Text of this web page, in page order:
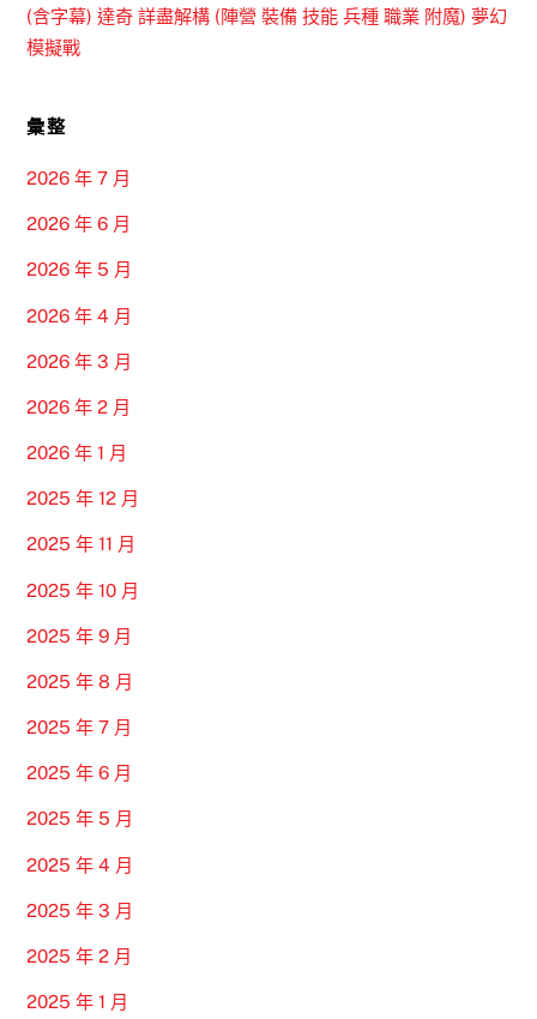
(含字幕) 達奇 詳盡解構 (陣營 裝備 技能 兵種 職業 附魔) 夢幻
模擬戰
彙整
2026 年 7 月
2026 年 6 月
2026 年 5 月
2026 年 4 月
2026 年 3 月
2026 年 2 月
2026 年 1 月
2025 年 12 月
2025 年 11 月
2025 年 10 月
2025 年 9 月
2025 年 8 月
2025 年 7 月
2025 年 6 月
2025 年 5 月
2025 年 4 月
2025 年 3 月
2025 年 2 月
2025 年 1 月